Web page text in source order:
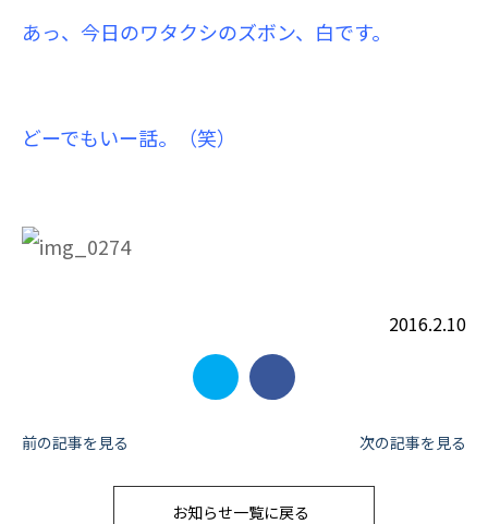
あっ、今日のワタクシのズボン、白です。
どーでもいー話。（笑）
2016.2.10
投
前の記事を見る 次の記事を見る
お知らせ一覧に戻る